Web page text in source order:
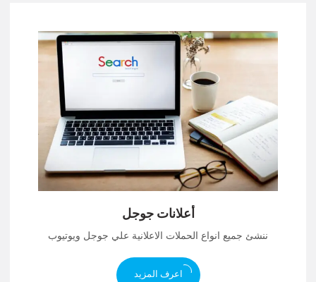
أعلانات جوجل
ننشئ جميع انواع الحملات الاعلانية علي جوجل ويوتيوب
اعرف المزيد